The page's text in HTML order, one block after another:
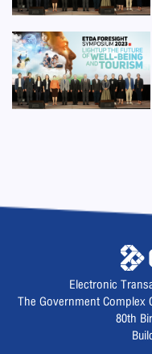
Electronic
The Government
80th